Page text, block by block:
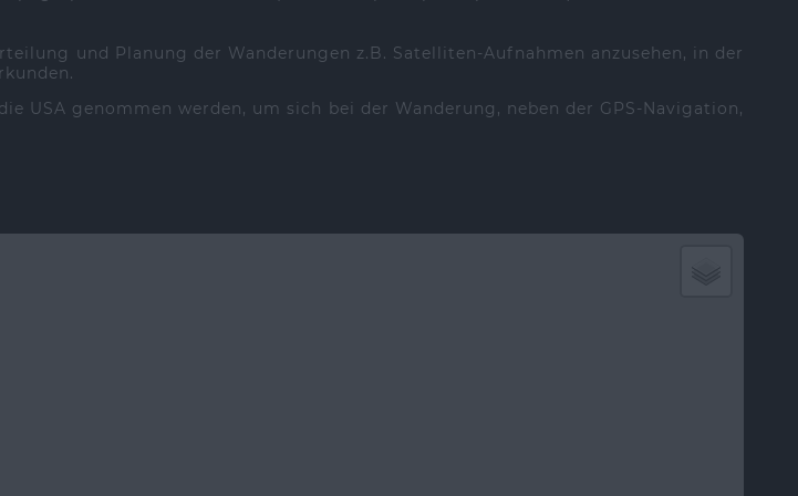
und Planung der Wanderungen z.B. Satelliten-Aufnahmen anzusehen, in der
genommen werden, um sich bei der Wanderung, neben der GPS-Navigation,